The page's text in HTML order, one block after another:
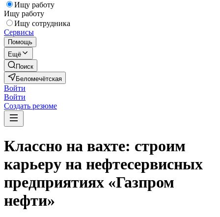
Ищу работу
Ищу работу
Ищу сотрудника
Сервисы
Помощь
Ещё
Поиск
Беломечётская
Войти
Войти
Создать резюме
Классно на вахте: строим
карьеру на нефтесервисных
предприятиях «Газпром
нефти»